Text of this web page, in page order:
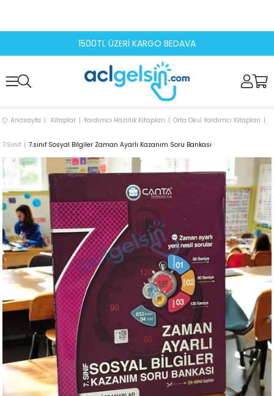
1500TL ÜZERİ KARGO BEDAVA
Anasayfa Kitaplar Yardımcı Hazırlık Kitapları Orta Okul Yardımcı Kitapları
7.Sınıf 7.sınıf Sosyal Bilgiler Zaman Ayarlı Kazanım Soru Bankası